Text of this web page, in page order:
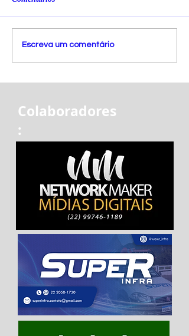
Escreva um comentário
Colaboradores
: